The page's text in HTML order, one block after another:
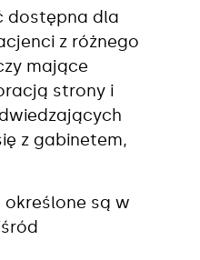
dostępna dla
z różnego
mające
strony i
z gabinetem,
są w